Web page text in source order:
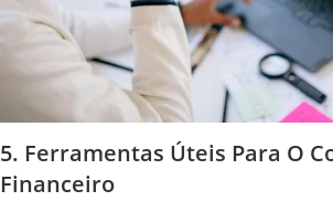
5. Ferramentas Úteis Para O
Financeiro